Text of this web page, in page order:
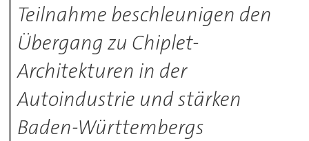
Teilnahme beschleunigen den
Übergang zu Chiplet-
Architekturen in der
Autoindustrie und stärken
Baden-Württembergs